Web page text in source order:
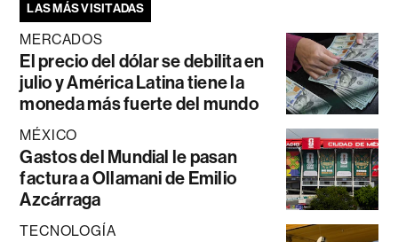
LAS MÁS VISITADAS
MERCADOS
El precio del dólar se debilita en
julio y América Latina tiene la
moneda más fuerte del mundo
MÉXICO
Gastos del Mundial le pasan
factura a Ollamani de Emilio
Azcárraga
TECNOLOGÍA